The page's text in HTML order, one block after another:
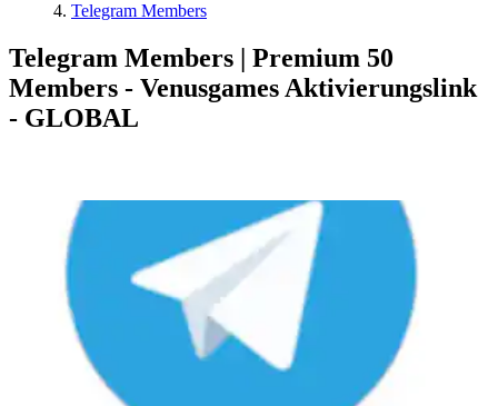
Telegram Members
Telegram Members | Premium 50
Members - Venusgames Aktivierungslink
- GLOBAL